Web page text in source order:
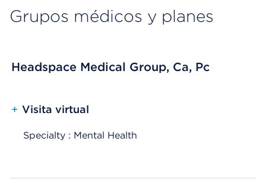
Grupos médicos y planes
Headspace Medical Group, Ca, Pc
+ Visita virtual
Specialty : Mental Health